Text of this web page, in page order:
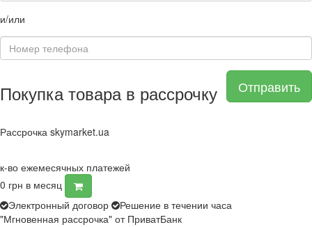
и/или
Отправить
Покупка товара в рассрочку
Рассрочка skymarket.ua
к-во ежемесячных платежей
0 грн в месяц
Электронный договор
Решение в течении часа
"Мгновенная рассрочка" от ПриватБанк